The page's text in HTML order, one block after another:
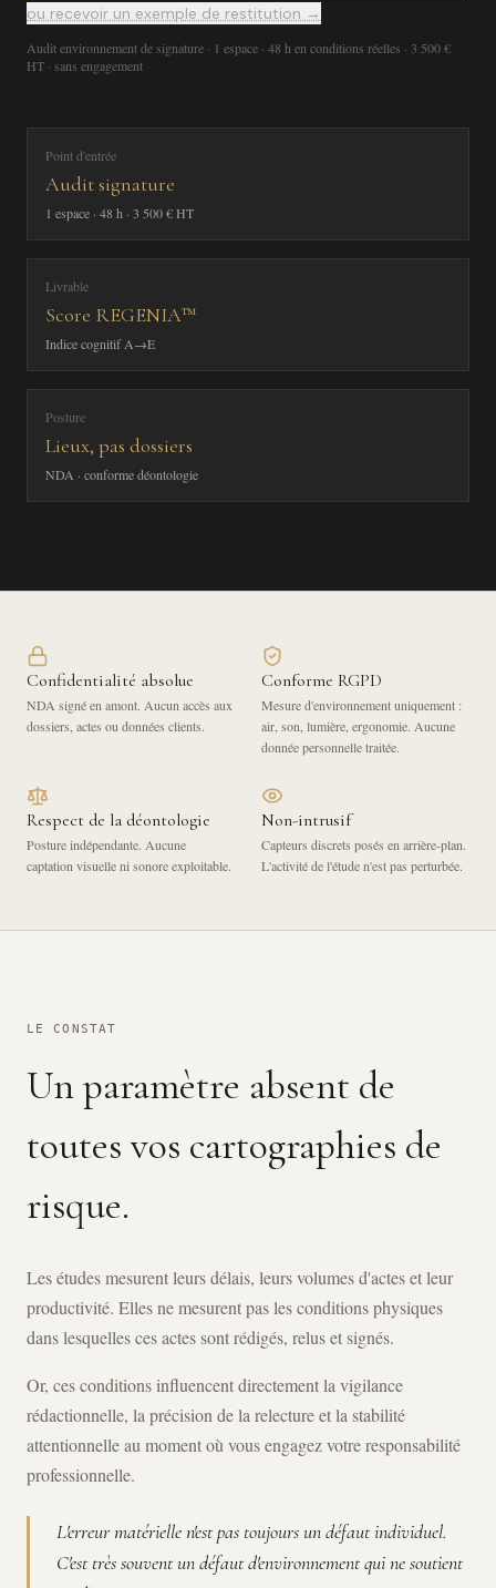
ou recevoir un exemple de restitution →
Audit environnement de signature · 1 espace · 48 h en conditions réelles · 3 500 €
HT · sans engagement
Point d'entrée
Audit signature
1 espace · 48 h · 3 500 € HT
Livrable
Score REGENIA™
Indice cognitif A→E
Posture
Lieux, pas dossiers
NDA · conforme déontologie
Confidentialité absolue
NDA signé en amont. Aucun accès aux
dossiers, actes ou données clients.
Conforme RGPD
Mesure d'environnement uniquement :
air, son, lumière, ergonomie. Aucune
donnée personnelle traitée.
Respect de la déontologie
Posture indépendante. Aucune
captation visuelle ni sonore exploitable.
Non-intrusif
Capteurs discrets posés en arrière-plan.
L'activité de l'étude n'est pas perturbée.
LE CONSTAT
Un paramètre absent de
toutes vos cartographies de
risque.
Les études mesurent leurs délais, leurs volumes d'actes et leur
productivité. Elles ne mesurent pas les conditions physiques
dans lesquelles ces actes sont rédigés, relus et signés.
Or, ces conditions influencent directement la vigilance
rédactionnelle, la précision de la relecture et la stabilité
attentionnelle au moment où vous engagez votre responsabilité
professionnelle.
L'erreur matérielle n'est pas toujours un défaut individuel.
C'est très souvent un défaut d'environnement qui ne soutient